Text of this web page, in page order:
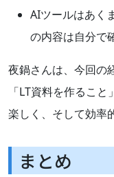
AIツールはあく
の内容は自分で
夜鍋さんは、今回の
「LT資料を作るこ
楽しく、そして効率
まとめ